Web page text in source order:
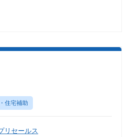
住宅補助
リセールス